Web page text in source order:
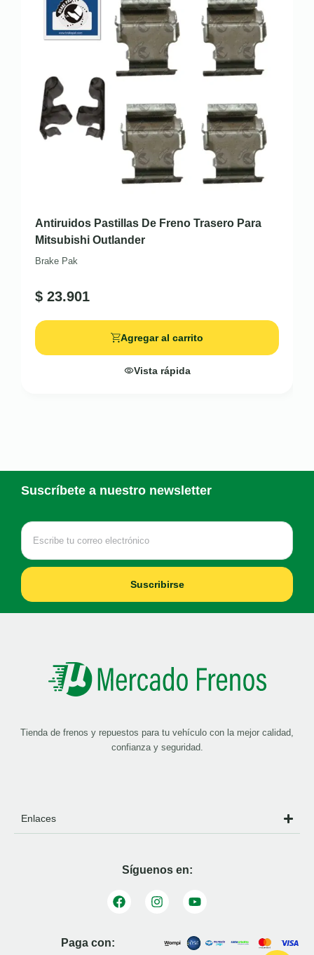
Antiruidos Pastillas De Freno Trasero Para
Mitsubishi Outlander
Brake Pak
$ 23.901
Agregar al carrito
Vista rápida
Suscríbete a nuestro newsletter
Suscribirse
Tienda de frenos y repuestos para tu vehículo con la mejor calidad,
confianza y seguridad.
Enlaces
Síguenos en:
Paga con: